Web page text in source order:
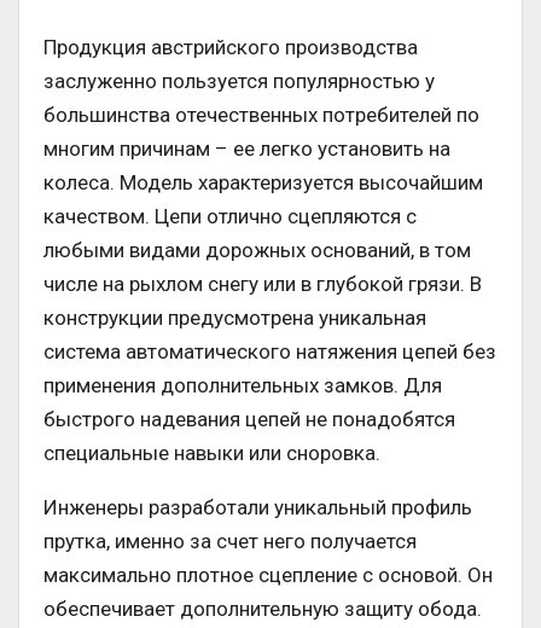
Продукция австрийского производства
заслуженно пользуется популярностью у
большинства отечественных потребителей по
многим причинам – ее легко установить на
колеса. Модель характеризуется высочайшим
качеством. Цепи отлично сцепляются с
любыми видами дорожных оснований, в том
числе на рыхлом снегу или в глубокой грязи. В
конструкции предусмотрена уникальная
система автоматического натяжения цепей без
применения дополнительных замков. Для
быстрого надевания цепей не понадобятся
специальные навыки или сноровка.
Инженеры разработали уникальный профиль
прутка, именно за счет него получается
максимально плотное сцепление с основой. Он
обеспечивает дополнительную защиту обода.